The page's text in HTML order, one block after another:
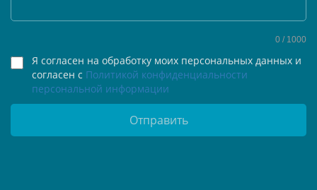
0 / 1000
Я согласен на обработку моих персональных данных и
согласен с Политикой конфиденциальности
персональной информации
Отправить